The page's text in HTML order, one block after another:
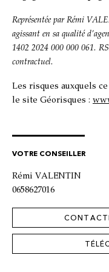
Représentée par Rémi
agissant en sa qualité
1402 2024 000 000 061.
contractuel.
Les risques auxquels
le site Géorisques :
VOTRE CONSEILLER
Rémi VALENTIN
0658627016